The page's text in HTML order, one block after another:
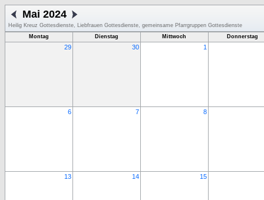
Mai 2024
Heilig Kreuz Gottesdienste, Liebfrauen Gottesdienste, gemeinsame Pfarrgruppen Gottesdienste
Montag
Dienstag Mittwoch Donnerstag
29 30 1
6 7 8
13 14 15